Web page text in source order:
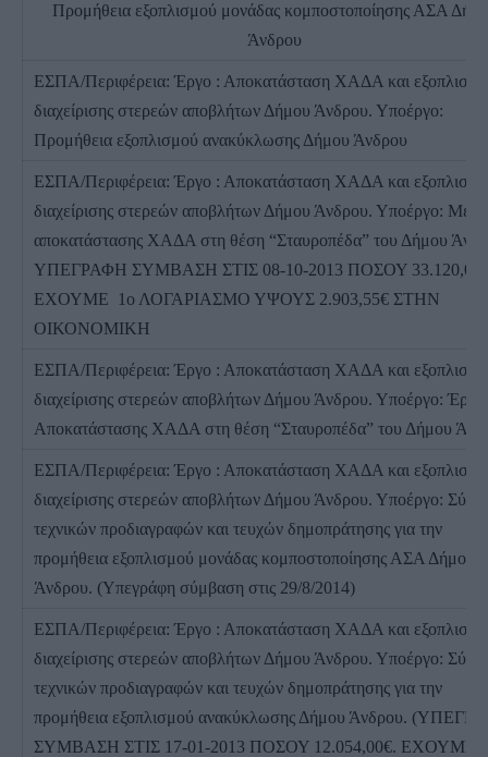
Προμήθεια εξοπλισμού μονάδας κομποστοποίησης ΑΣΑ
Άνδρου
ΕΣΠΑ/Περιφέρεια: Έργο : Αποκατάσταση ΧΑΔΑ και
διαχείρισης στερεών αποβλήτων Δήμου Άνδρου. Υποέργο:
Προμήθεια εξοπλισμού ανακύκλωσης Δήμου Άνδρου
ΕΣΠΑ/Περιφέρεια: Έργο : Αποκατάσταση ΧΑΔΑ και
διαχείρισης στερεών αποβλήτων Δήμου Άνδρου. Υποέργο:
αποκατάστασης ΧΑΔΑ στη θέση “Σταυροπέδα” του Δήμου
ΥΠΕΓΡΑΦΗ ΣΥΜΒΑΣΗ ΣΤΙΣ 08-10-2013 ΠΟΣΟΥ
ΕΧΟΥΜΕ 1ο ΛΟΓΑΡΙΑΣΜΟ ΥΨΟΥΣ 2.903,55€ ΣΤΗΝ
ΟΙΚΟΝΟΜΙΚΗ
ΕΣΠΑ/Περιφέρεια: Έργο : Αποκατάσταση ΧΑΔΑ και
διαχείρισης στερεών αποβλήτων Δήμου Άνδρου. Υποέργο: Έργο
Αποκατάστασης ΧΑΔΑ στη θέση “Σταυροπέδα” του Δήμου
ΕΣΠΑ/Περιφέρεια: Έργο : Αποκατάσταση ΧΑΔΑ και
διαχείρισης στερεών αποβλήτων Δήμου Άνδρου. Υποέργο:
τεχνικών προδιαγραφών και τευχών δημοπράτησης για την
προμήθεια εξοπλισμού μονάδας κομποστοποίησης ΑΣΑ Δήμου
Άνδρου. (Υπεγράφη σύμβαση στις 29/8/2014)
ΕΣΠΑ/Περιφέρεια: Έργο : Αποκατάσταση ΧΑΔΑ και
διαχείρισης στερεών αποβλήτων Δήμου Άνδρου. Υποέργο:
τεχνικών προδιαγραφών και τευχών δημοπράτησης για την
προμήθεια εξοπλισμού ανακύκλωσης Δήμου Άνδρου.
ΣΥΜΒΑΣΗ ΣΤΙΣ 17-01-2013 ΠΟΣΟΥ 12.054,00€. ΕΧΟΥΜΕ